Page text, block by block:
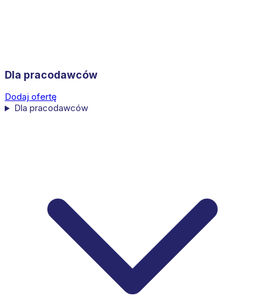
Dla pracodawców
Dodaj ofertę
Dla pracodawców